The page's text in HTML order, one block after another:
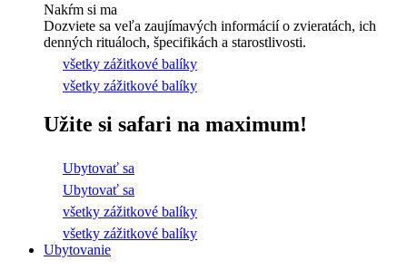
Nakŕm si ma
Dozviete sa veľa zaujímavých informácií o zvieratách, ich
denných rituáloch, špecifikách a starostlivosti.
všetky zážitkové balíky
všetky zážitkové balíky
Užite si safari na maximum!
Ubytovať sa
Ubytovať sa
všetky zážitkové balíky
všetky zážitkové balíky
Ubytovanie